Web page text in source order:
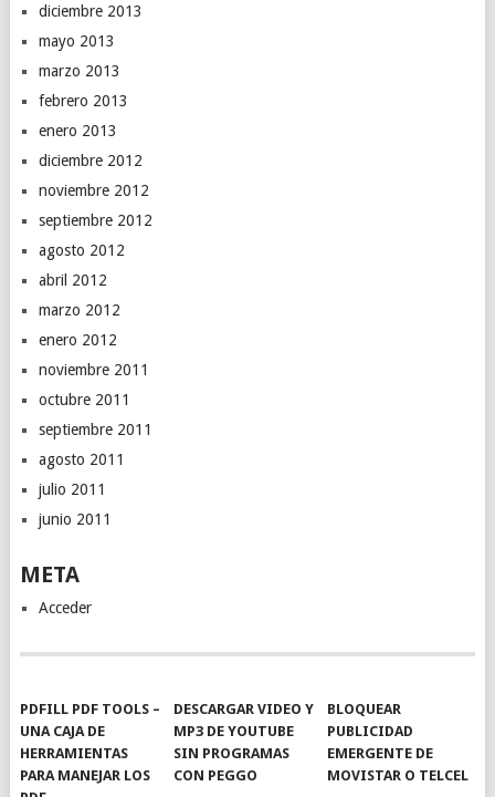
diciembre 2013
mayo 2013
marzo 2013
febrero 2013
enero 2013
diciembre 2012
noviembre 2012
septiembre 2012
agosto 2012
abril 2012
marzo 2012
enero 2012
noviembre 2011
octubre 2011
septiembre 2011
agosto 2011
julio 2011
junio 2011
META
Acceder
PDFILL PDF TOOLS –
UNA CAJA DE
HERRAMIENTAS
PARA MANEJAR LOS
DESCARGAR VIDEO Y
MP3 DE YOUTUBE
SIN PROGRAMAS
CON PEGGO
BLOQUEAR
PUBLICIDAD
EMERGENTE DE
MOVISTAR O TELCEL